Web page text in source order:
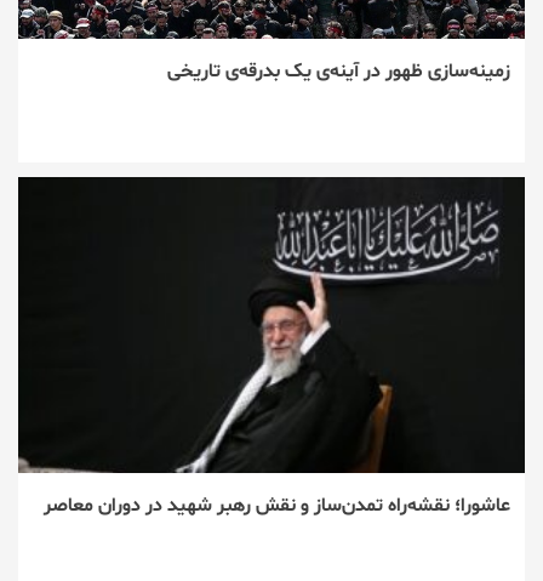
زمینه‌سازی ظهور در آینه‌ی یک بدرقه‌ی تاریخی
عاشورا؛ نقشه‌راه تمدن‌ساز و نقش رهبر شهید در دوران معاصر